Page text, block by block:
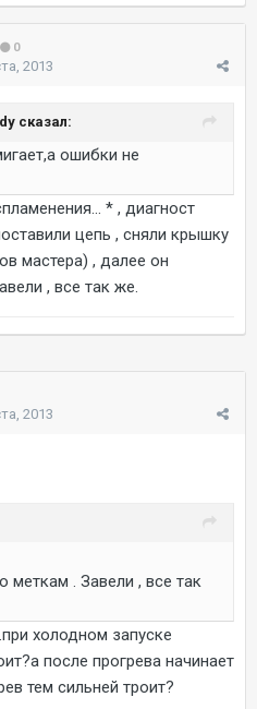
0
2013
сказал:
ошибки не
* , диагност
цепь , сняли крышку
мастера) , далее он
, все так же.
2013
меткам . Завели , все так
холодном запуске
после прогрева начинает
тем сильней троит?